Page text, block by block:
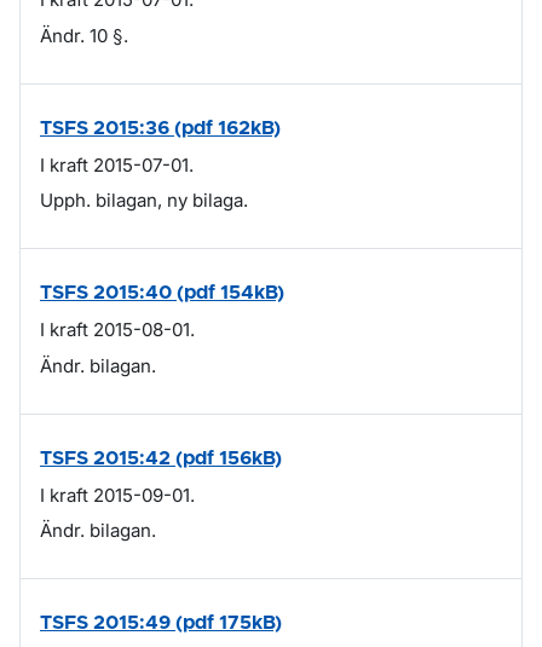
Ändr. 10 §.
TSFS 2015:36 (pdf 162kB)
I kraft 2015-07-01.
Upph. bilagan, ny bilaga.
TSFS 2015:40 (pdf 154kB)
I kraft 2015-08-01.
Ändr. bilagan.
TSFS 2015:42 (pdf 156kB)
I kraft 2015-09-01.
Ändr. bilagan.
TSFS 2015:49 (pdf 175kB)